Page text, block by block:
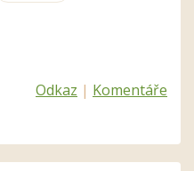
Odkaz | Komentáře